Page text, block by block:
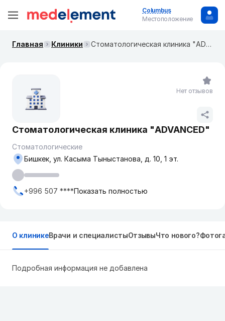
Columbus
Местоположение
Главная Клиники Стоматологическая клиника "ADVANCED"
Стоматологическая клиника "ADVANCED"
Стоматологические
Бишкек, ул. Касыма Тыныстанова, д. 10, 1 эт.
+996 507 ****Показать полностью
Нет отзывов
О клиникеВрачи и специалистыОтзывыЧто нового?
Подробная информация не добавлена